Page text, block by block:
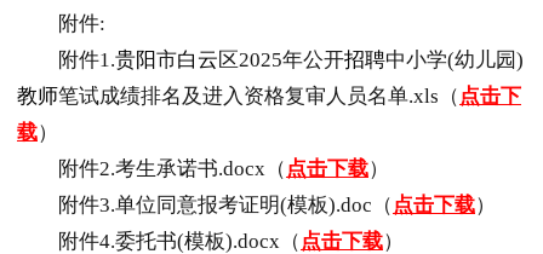
附件:
附件1.贵阳市白云区2025年公开招聘中小学(幼儿园)
教师笔试成绩排名及进入资格复审人员名单.xls（ 点击下
载）
附件2.考生承诺书.docx（ 点击下载）
附件3.单位同意报考证明(模板).doc（ 点击下载）
附件4.委托书(模板).docx（ 点击下载）